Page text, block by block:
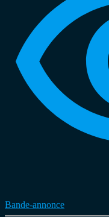
Bande-annonce